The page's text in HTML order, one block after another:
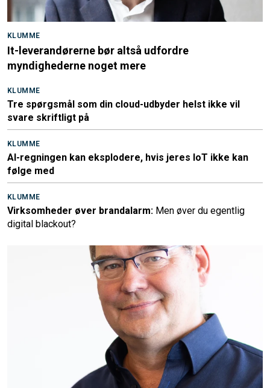
KLUMME
It-leverandørerne bør altså udfordre
myndighederne noget mere
KLUMME
Tre spørgsmål som din cloud-udbyder helst ikke vil
svare skriftligt på
KLUMME
AI-regningen kan eksplodere, hvis jeres IoT ikke kan
følge med
KLUMME
Virksomheder øver brandalarm: Men øver du egentlig
digital blackout?